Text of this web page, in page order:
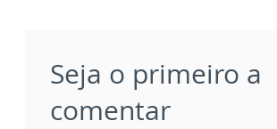
Seja o primeiro a
comentar